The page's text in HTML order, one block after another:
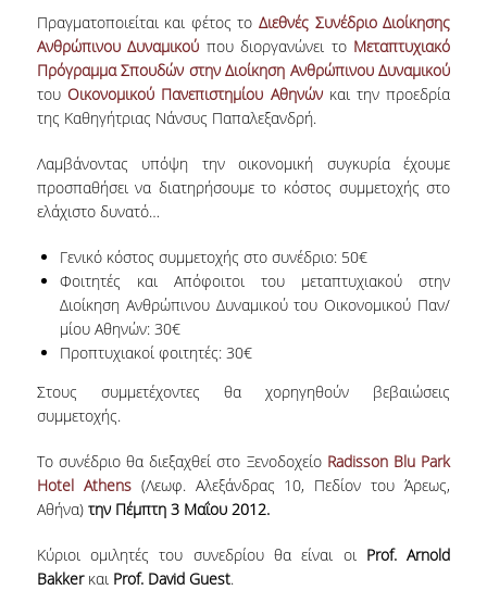
ΠΡΟΓΡΑΜΜΑ ΥΠΟΤΡΟΦΙΩΝ
ΚΡΙΤΗΡΙΑ ΚΑΙ ΔΙΑΔΙΚΑΣΙΑ ΕΠΙΛΟΓΗΣ
ΕΡΓΑΣΤΗΡΙΑΚΗ ΥΠΟΔΟΜΗ
NEWSLETTERS
TESTIMONIALS
ΔΙΔΑΣΚΑΛΙΑ
ΑΝΘΡΩΠΙΝΟ ΔΥΝΑΜΙΚΟ
ΠΡΟΣΩΠΙΚΟ ΤΟΥ ΤΜΗΜΑΤΟΣ
ΜΕΛΗ ΔΕΠ
ΕΠΙΣΚΕΠΤΕΣ ΚΑΘΗΓΗΤΕΣ
ΜΕΛΗ Ε.Τ.Ε.Π.
Πραγματοποιείται και φέτος το Διεθνές Συνέδριο Διοίκησης
Ανθρώπινου Δυναμικού που διοργανώνει το Μεταπτυχιακό
Πρόγραμμα Σπουδών στην Διοίκηση Ανθρώπινου Δυναμικού
του Οικονομικού Πανεπιστημίου Αθηνώνκαι την προεδρία
της Καθηγήτριας Νάνσυς Παπαλεξανδρή.
Λαμβάνοντας υπόψη την οικονομική συγκυρία έχουμε
προσπαθήσει να διατηρήσουμε το κόστος συμμετοχής στο
ελάχιστο δυνατό…
Γενικό κόστος συμμετοχής στο συνέδριο: 50€
Φοιτητές και Απόφοιτοι του μεταπτυχιακού στην
Διοίκηση Ανθρώπινου Δυναμικού του Οικονομικού Παν/
μίου Αθηνών: 30€
Προπτυχιακοί φοιτητές: 30€
Στους συμμετέχοντες θα χορηγηθούν βεβαιώσεις
συμμετοχής.
Το συνέδριο θα διεξαχθεί στο Ξενοδοχείο Radisson Blu Park
Hotel Athens(Λεωφ. Αλεξάνδρας 10, Πεδίον του Άρεως,
Αθήνα) την Πέμπτη 3 Μαΐου 2012.
Κύριοι ομιλητές του συνεδρίου θα είναι οι Prof. Arnold
Bakkerκαι Prof. David Guest.